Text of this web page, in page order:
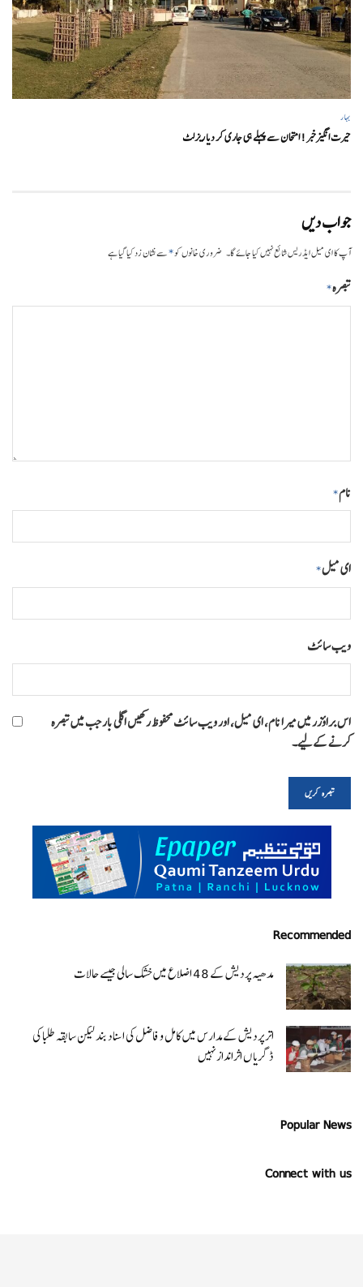
بہار
حیرت انگیزخبر ! امتحان سے پہلے ہی جاری کر دیا ریزلٹ
جواب دیں
آپ کا ای میل ایڈریس شائع نہیں کیا جائے گا۔ ضروری خانوں کو*سے نشان زد کیا گیا ہے
تبصرہ*
نام*
ای میل*
ویب‌ سائٹ
اس براؤزر میں میرا نام، ای میل، اور ویب سائٹ محفوظ رکھیں اگلی بار جب میں تبصرہ
کرنے کےلیے۔
Recommended
مدھیہ پردیش کے 48 اضلاع میں خشک سالی جیسے حالات
اتر پردیش کےمدارس میں کامل و فاضل کی اسناد بند لیکن سابقہ طلبا کی
ڈگریا ں اثرانداز نہیں
Popular News
Connect with us